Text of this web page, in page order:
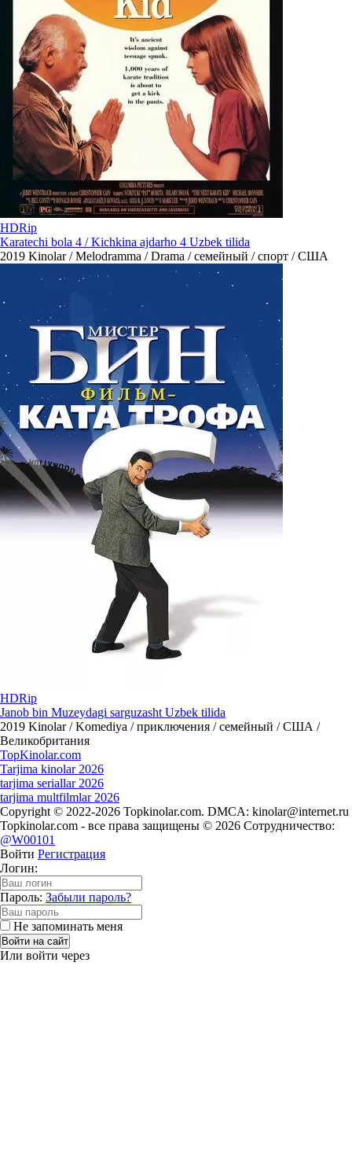
HDRip
Karatechi bola 4 / Kichkina ajdarho 4 Uzbek tilida
2019 Kinolar / Melodramma / Drama / семейный / спорт / США
HDRip
Janob bin Muzeydagi sarguzasht Uzbek tilida
2019 Kinolar / Komediya / приключения / семейный / США /
Великобритания
TopKinolar.com
Tarjima kinolar 2026
tarjima seriallar 2026
tarjima multfilmlar 2026
Copyright © 2022-2026 Topkinolar.com. DMCA: kinolar@internet.ru
Topkinolar.com - все права защищены © 2026 Сотрудничество:
@W00101
Войти Регистрация
Логин:
Пароль: Забыли пароль?
Не запоминать меня
Войти на сайт
Или войти через